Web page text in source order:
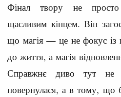
Фінал твору не просто
щасливим кінцем. Він
що магія — це не фокус із
до життя, а магія
Справжнє диво тут
повернулася, а в тому, що